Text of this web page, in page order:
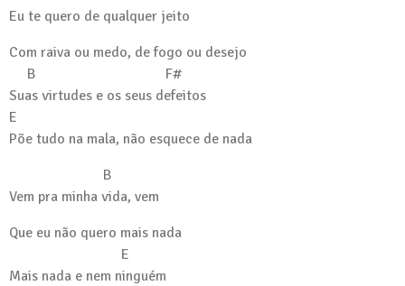
Eu te quero de qualquer jeito
Com raiva ou medo, de fogo ou desejo
B F#
Suas virtudes e os seus defeitos
E
Põe tudo na mala, não esquece de nada
B
Vem pra minha vida, vem
Que eu não quero mais nada
E
Mais nada e nem ninguém